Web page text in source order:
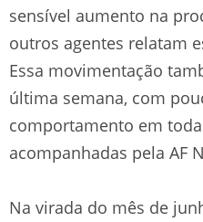
sensível aumento na
outros agentes relatam
Essa movimentação
última semana, com
comportamento em
acompanhadas pela AF
Na virada do mês de